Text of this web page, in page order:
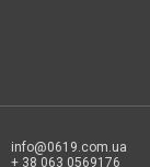
info@0619.com.ua
+ 38 063 0569176